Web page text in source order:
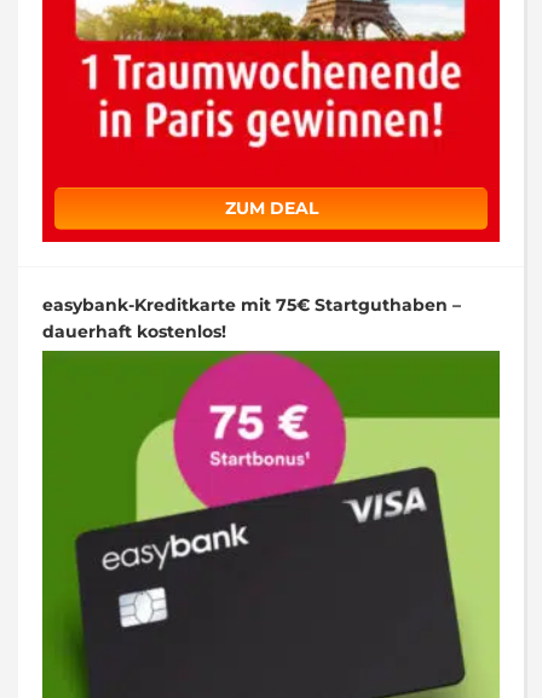
ZUM DEAL
easybank-Kreditkarte mit 75€ Startguthaben –
dauerhaft kostenlos!